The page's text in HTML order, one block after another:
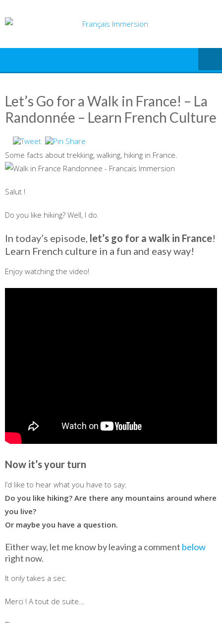
to
Let’s Go for a Walk in France! – La
Randonnée – Learn French Culture
Some facts about trekking, walking, hiking in France.
Salut !
Do you like hiking? Well, I do.
In today’s episode, let’s go for a walk in France!
Learn French culture in a fun and easy way!
Enjoy watching the video!
Now it’s your turn
I’d like to hear what you have to say:
Do you like hiking? Are there any mountains around where
you live?
Or maybe you have a question.
Either way, let me know by leaving a comment below
right now.
It only takes a sec.
Merci ! A tout de suite…